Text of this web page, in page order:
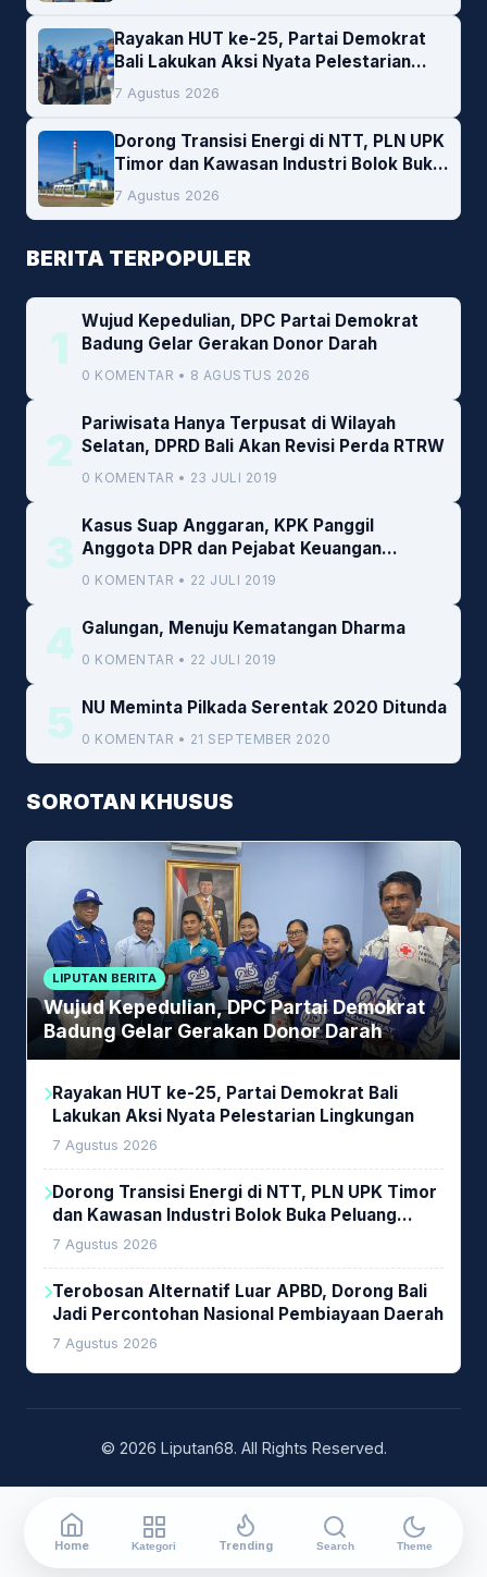
Rayakan HUT ke-25, Partai Demokrat
Bali Lakukan Aksi Nyata Pelestarian
Lingkungan
7 Agustus 2026
Dorong Transisi Energi di NTT, PLN UPK
Timor dan Kawasan Industri Bolok Buka
Peluang Investasi Woodchip untuk
Cofiring PLTU Bolok
7 Agustus 2026
BERITA TERPOPULER
1
Wujud Kepedulian, DPC Partai Demokrat
Badung Gelar Gerakan Donor Darah
0 KOMENTAR • 8 AGUSTUS 2026
2
Pariwisata Hanya Terpusat di Wilayah
Selatan, DPRD Bali Akan Revisi Perda RTRW
0 KOMENTAR • 23 JULI 2019
3
Kasus Suap Anggaran, KPK Panggil
Anggota DPR dan Pejabat Keuangan
Kemenkeu
0 KOMENTAR • 22 JULI 2019
4 Galungan, Menuju Kematangan Dharma
0 KOMENTAR • 22 JULI 2019
5 NU Meminta Pilkada Serentak 2020 Ditunda
0 KOMENTAR • 21 SEPTEMBER 2020
SOROTAN KHUSUS
LIPUTAN BERITA
Wujud Kepedulian, DPC Partai Demokrat
Badung Gelar Gerakan Donor Darah
Rayakan HUT ke-25, Partai Demokrat Bali
Lakukan Aksi Nyata Pelestarian Lingkungan
7 Agustus 2026
Dorong Transisi Energi di NTT, PLN UPK Timor
dan Kawasan Industri Bolok Buka Peluang
Investasi Woodchip untuk Cofiring PLTU Bolok
7 Agustus 2026
Terobosan Alternatif Luar APBD, Dorong Bali
Jadi Percontohan Nasional Pembiayaan Daerah
7 Agustus 2026
© 2026 Liputan68. All Rights Reserved.
Home Kategori Trending Search Theme